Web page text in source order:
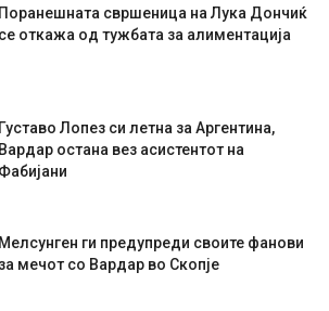
Поранешната свршеница на Лука Дончиќ
се откажа од тужбата за алиментација
Густаво Лопез си летна за Аргентина,
Вардар остана вез асистентот на
Фабијани
Мелсунген ги предупреди своите фанови
за мечот со Вардар во Скопје